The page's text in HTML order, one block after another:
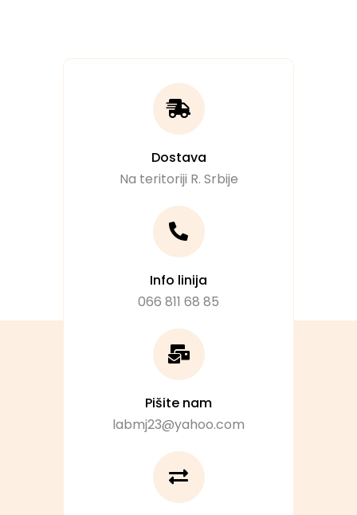
Dostava
Na teritoriji R. Srbije
Info linija
066 811 68 85
Pišite nam
labmj23@yahoo.com